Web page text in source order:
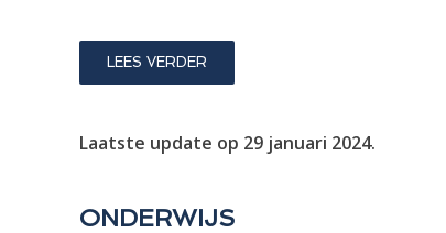
LEES VERDER
Laatste update op 29 januari 2024.
ONDERWIJS